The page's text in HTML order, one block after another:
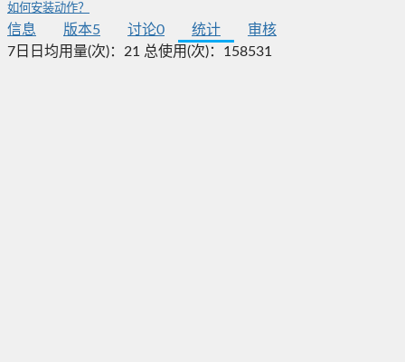
如何安装动作？
信息 版本5 讨论0 统计
审核
7日日均用量(次)： 21 总使用(次)： 158531